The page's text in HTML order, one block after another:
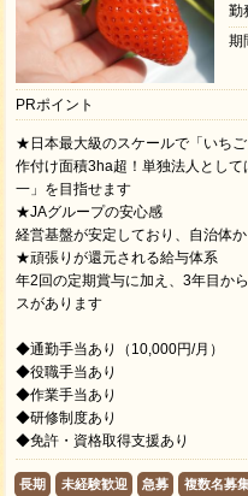
勤
期
PRポイント
★日本最大級のスケールで「いち
作付け面積3ha超！単独法人とし
一」を目指せます
★JAグループの安心感
経営基盤が安定しており、自治体
★頑張りが還元される給与体系
年2回の定期賞与に加え、3年目か
スがあります
◆通勤手当あり（10,000円/月）
◆役職手当あり
◆作業手当あり
◆研修制度あり
◆免許・資格取得支援あり
長期 未経験歓迎 急募 複数名募